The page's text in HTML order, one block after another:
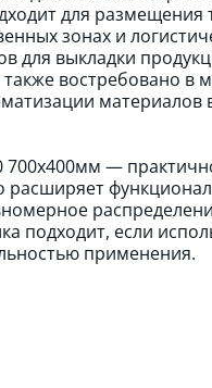
для
зонах и
для выкладки
востребовано в
—
подходит, если
применения.